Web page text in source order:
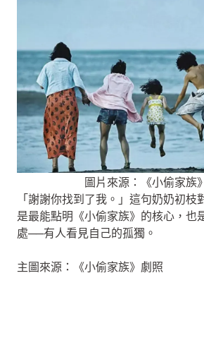
圖片來源：《小偷家族
「謝謝你找到了我。」這句奶奶初枝
是最能點明《小偷家族》的核心，也
處──有人看見自己的孤獨。
主圖來源：《小偷家族》劇照